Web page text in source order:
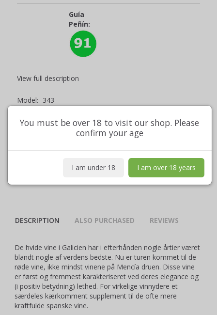
Guía
Peñín:
View full description
Model: 343
Add to cart
DESCRIPTION ALSO PURCHASED REVIEWS
De hvide vine i Galicien har i efterhånden nogle årtier været
blandt nogle af verdens bedste. Nu er turen kommet til de
røde vine, ikke mindst vinene på Mencía druen. Disse vine
er først og fremmest karakteriseret ved deres elegance og
(i positiv betydning) lethed. For virkelige vinnydere et
særdeles kærkomment supplement til de ofte mere
kraftfulde spanske vine.
You must be over 18 to visit our shop. Please
confirm your age
I am under 18 I am over 18 years